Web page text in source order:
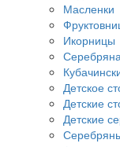
Масленки
Икорницы
Детское
Детские
Детские